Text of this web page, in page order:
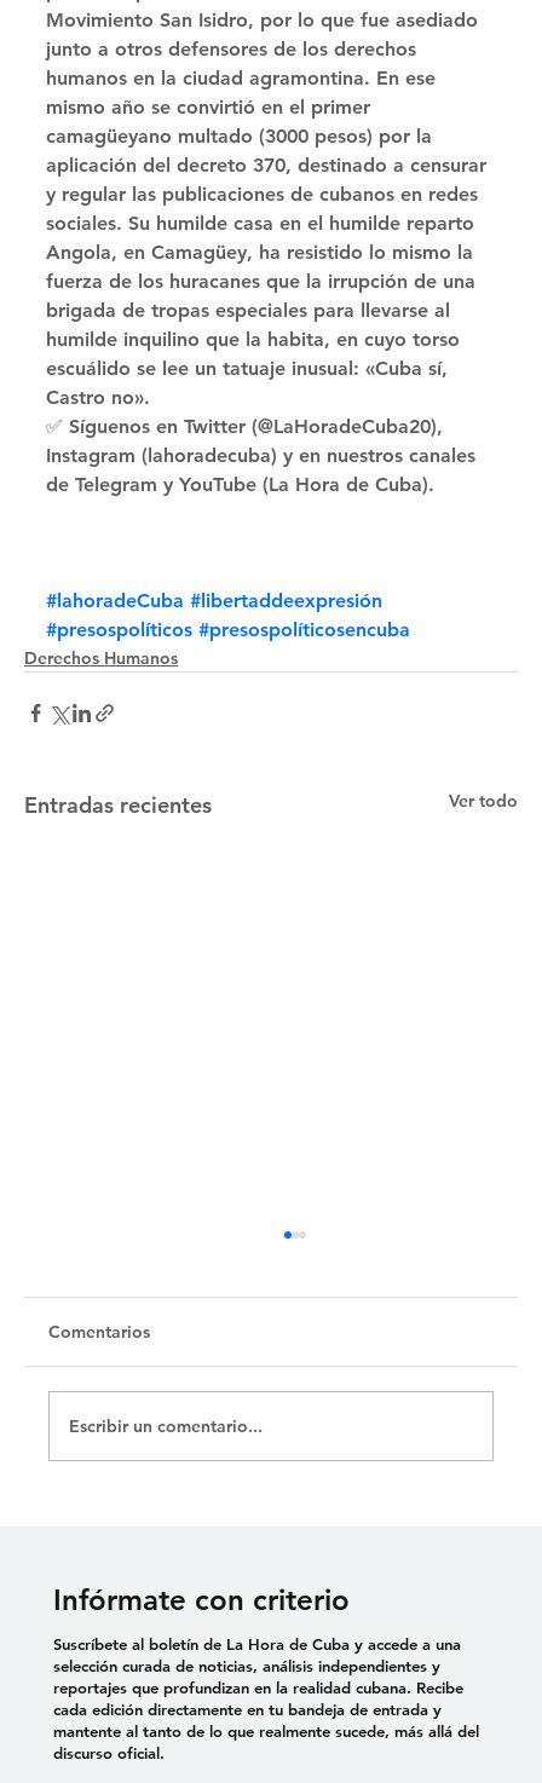
Movimiento San Isidro, por lo que fue asediado
junto a otros defensores de los derechos
humanos en la ciudad agramontina. En ese
mismo año se convirtió en el primer
camagüeyano multado (3000 pesos) por la
aplicación del decreto 370, destinado a censurar
y regular las publicaciones de cubanos en redes
sociales. Su humilde casa en el humilde reparto
Angola, en Camagüey, ha resistido lo mismo la
fuerza de los huracanes que la irrupción de una
brigada de tropas especiales para llevarse al
humilde inquilino que la habita, en cuyo torso
escuálido se lee un tatuaje inusual: «Cuba sí,
Castro no».
✅ Síguenos en Twitter (@LaHoradeCuba20),
Instagram (lahoradecuba) y en nuestros canales
de Telegram y YouTube (La Hora de Cuba).
#lahoradeCuba #libertaddeexpresión
#presospolíticos #presospolíticosencuba
Derechos Humanos
Entradas recientes Ver todo
Untitled
Comentarios
Escribir un comentario...
Infórmate con criterio
Suscríbete al boletín de La Hora de Cuba y accede a una
selección curada de noticias, análisis independientes y
reportajes que profundizan en la realidad cubana. Recibe
cada edición directamente en tu bandeja de entrada y
mantente al tanto de lo que realmente sucede, más allá del
discurso oficial.